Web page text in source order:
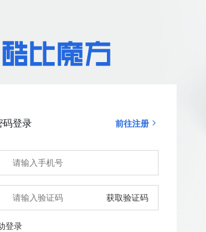
码登录 前往注册
获取验证码
登录